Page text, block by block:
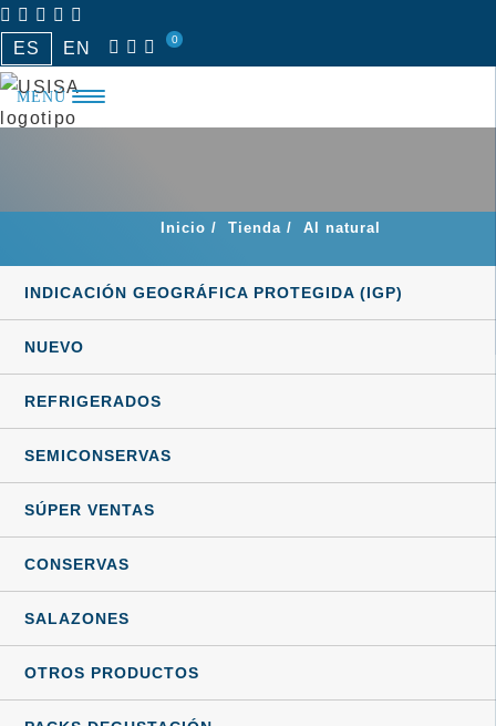
Saltar
al
contenido
ES EN 0
MENÚ
Inicio / Tienda / Al natural
INDICACIÓN GEOGRÁFICA PROTEGIDA (IGP)
NUEVO
REFRIGERADOS
SEMICONSERVAS
SÚPER VENTAS
CONSERVAS
SALAZONES
OTROS PRODUCTOS